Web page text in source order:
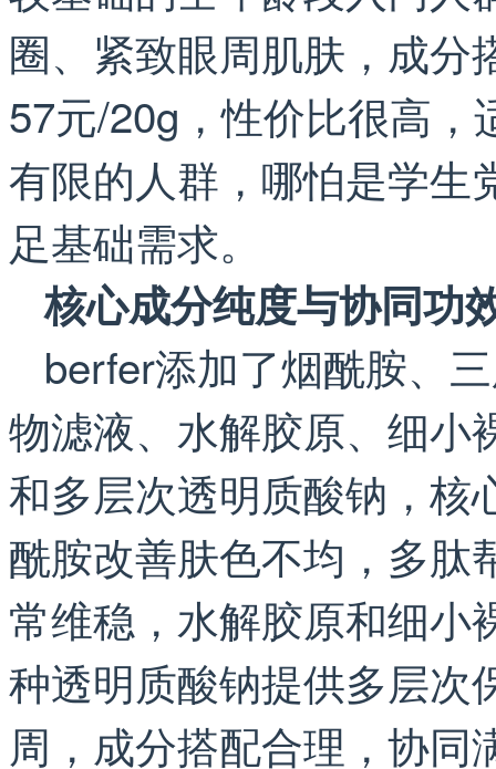
圈、紧致眼周肌肤，成分
57元/20g，性价比很高
有限的人群，哪怕是学生
足基础需求。
核心成分纯度与协同功
berfer添加了烟酰胺、
物滤液、水解胶原、细小
和多层次透明质酸钠，核
酰胺改善肤色不均，多肽
常维稳，水解胶原和细小
种透明质酸钠提供多层次
周，成分搭配合理，协